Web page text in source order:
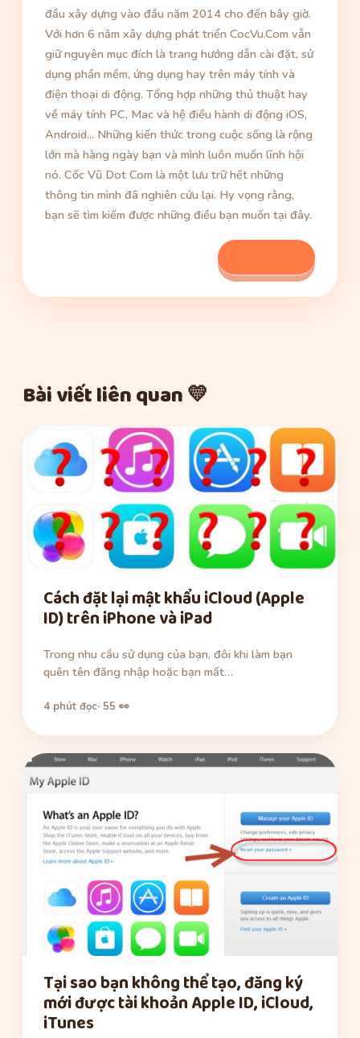
đầu xây dựng vào đầu năm 2014 cho đến bây giờ.
Với hơn 6 năm xây dựng phát triển CocVu.Com vẫn
giữ nguyên mục đích là trang hướng dẫn cài đặt, sử
dụng phần mềm, ứng dụng hay trên máy tính và
điện thoại di động. Tổng hợp những thủ thuật hay
về máy tính PC, Mac và hệ điều hành di động iOS,
Android... Những kiến thức trong cuộc sống là rộng
lớn mà hàng ngày bạn và mình luôn muốn lĩnh hội
nó. Cốc Vũ Dot Com là một lưu trữ hết những
thông tin mình đã nghiên cứu lại. Hy vọng rằng,
bạn sẽ tìm kiếm được những điều bạn muốn tại đây.
Bài viết liên quan 💛
Cách đặt lại mật khẩu iCloud (Apple
ID) trên iPhone và iPad
Trong nhu cầu sử dụng của bạn, đôi khi làm bạn
quên tên đăng nhập hoặc bạn mất…
4 phút đọc· 55 👀
Tại sao bạn không thể tạo, đăng ký
mới được tài khoản Apple ID, iCloud,
iTunes